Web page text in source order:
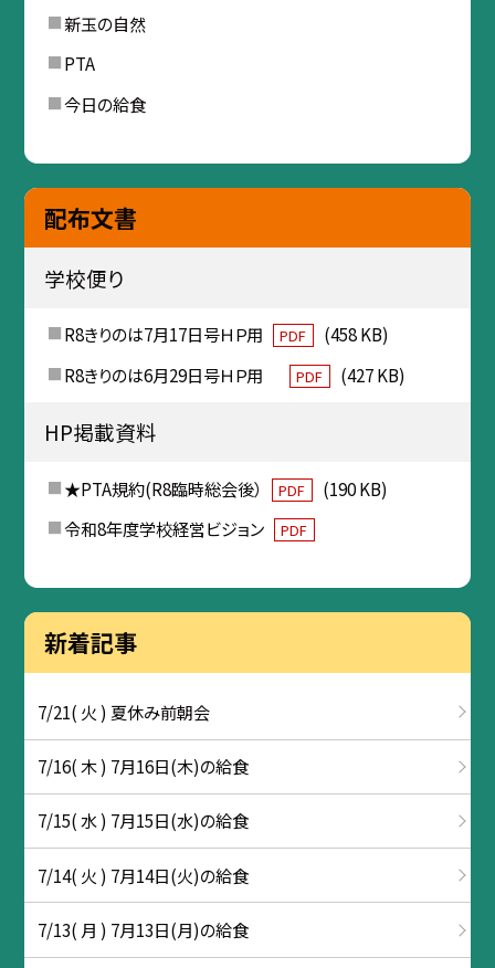
新玉の自然
PTA
今日の給食
配布文書
学校便り
R8きりのは7月17日号ＨＰ用 PDF
(458 KB)
R8きりのは6月29日号ＨＰ用
PDF (427 KB)
HP掲載資料
★PTA規約(R8臨時総会後） PDF
(190 KB)
令和8年度学校経営ビジョン
PDF
新着記事
7/21( 火 ) 夏休み前朝会
7/16( 木 ) 7月16日(木)の給食
7/15( 水 ) 7月15日(水)の給食
7/14( 火 ) 7月14日(火)の給食
7/13( 月 ) 7月13日(月)の給食